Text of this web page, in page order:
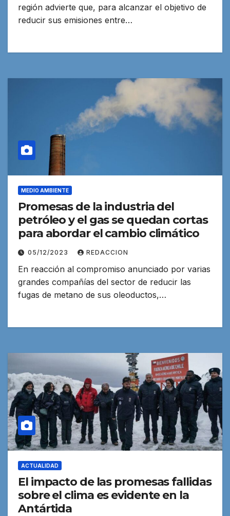
región advierte que, para alcanzar el objetivo de
reducir sus emisiones entre…
MEDIO AMBIENTE
Promesas de la industria del
petróleo y el gas se quedan cortas
para abordar el cambio climático
05/12/2023 REDACCION
En reacción al compromiso anunciado por varias
grandes compañías del sector de reducir las
fugas de metano de sus oleoductos,…
ACTUALIDAD
El impacto de las promesas fallidas
sobre el clima es evidente en la
Antártida